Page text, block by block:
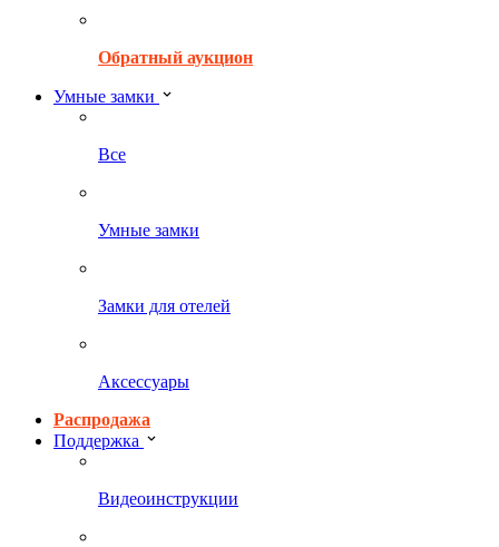
Обратный аукцион
Умные замки
Все
Умные замки
Замки для отелей
Аксессуары
Распродажа
Поддержка
Видеоинструкции